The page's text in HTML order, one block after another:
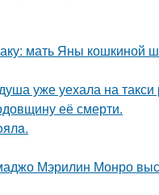
мать Яны кошкиной
уже уехала на
её смерти.
Мэрилин Монро